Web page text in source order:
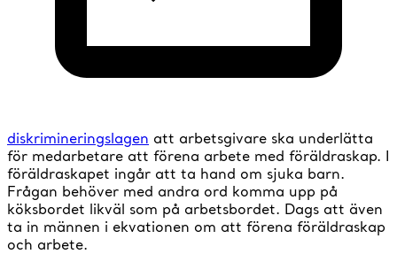
diskrimineringslagen att arbetsgivare ska underlätta
för medarbetare att förena arbete med föräldraskap. I
föräldraskapet ingår att ta hand om sjuka barn.
Frågan behöver med andra ord komma upp på
köksbordet likväl som på arbetsbordet. Dags att även
ta in männen i ekvationen om att förena föräldraskap
och arbete.